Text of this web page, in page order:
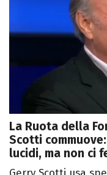
La Ruota della
Scotti
lucidi, ma non ci